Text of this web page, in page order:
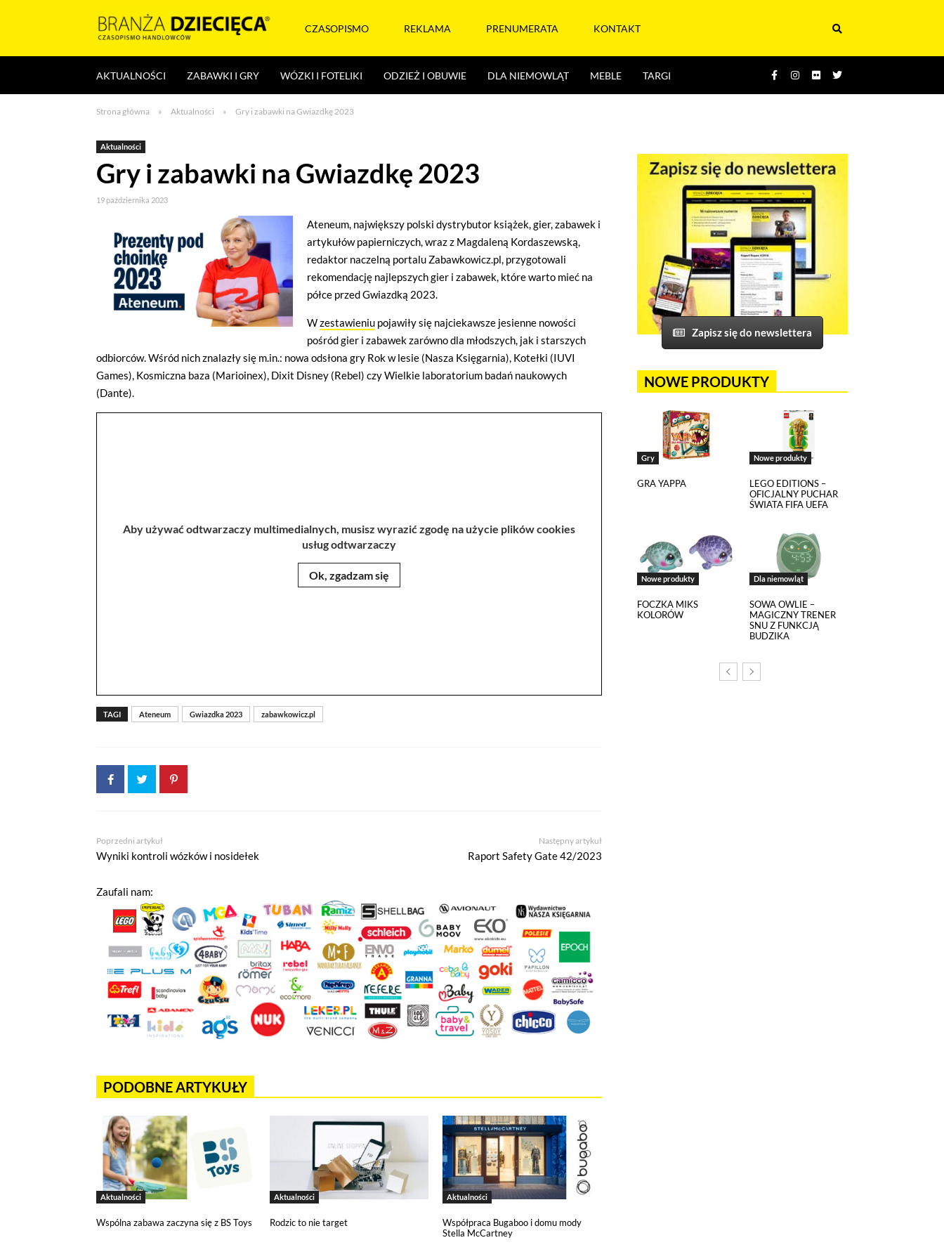
Branża
dziecięca
CZASOPISMO REKLAMA PRENUMERATA KONTAKT
AKTUALNOŚCI ZABAWKI I GRY WÓZKI I FOTELIKI ODZIEŻ I OBUWIE DLA NIEMOWLĄT MEBLE TARGI
Strona główna » Aktualności » Gry i zabawki na Gwiazdkę 2023
Aktualności
Gry i zabawki na Gwiazdkę 2023
19 października 2023
Ateneum, największy polski dystrybutor książek, gier, zabawek i
artykułów papierniczych, wraz z Magdaleną Kordaszewską,
redaktor naczelną portalu Zabawkowicz.pl, przygotowali
rekomendację najlepszych gier i zabawek, które warto mieć na
półce przed Gwiazdką 2023.
Wzestawieniu pojawiły się najciekawsze jesienne nowości
pośród gier i zabawek zarówno dla młodszych, jak i starszych
odbiorców. Wśród nich znalazły się m.in.: nowa odsłona gry Rok w lesie (Nasza Księgarnia), Kotełki (IUVI
Games), Kosmiczna baza (Marioinex), Dixit Disney (Rebel) czy Wielkie laboratorium badań naukowych
(Dante).
Aby używać odtwarzaczy multimedialnych, musisz wyrazić zgodę na użycie plików cookies
usług odtwarzaczy
Ok, zgadzam się
TAGI Ateneum Gwiazdka 2023 zabawkowicz.pl
Poprzedni artykuł
Wyniki kontroli wózków i nosidełek
Następny artykuł
Raport Safety Gate 42/2023
Zaufali nam:
PODOBNE ARTYKUŁY
Aktualności
Wspólna zabawa zaczyna się z BS Toys
Aktualności
Rodzic to nie target
Aktualności
Współpraca Bugaboo i domu mody
Stella McCartney
Zapisz się do newslettera
NOWE PRODUKTY
Gry
GRA YAPPA
Nowe produkty
LEGO EDITIONS –
OFICJALNY PUCHAR
ŚWIATA FIFA UEFA
Nowe produkty
FOCZKA MIKS
KOLORÓW
Dla niemowląt
SOWA OWLIE –
MAGICZNY TRENER
SNU Z FUNKCJĄ
BUDZIKA
Jeżeli tutaj zaglądasz, to znak, że cenisz swoją prywatność. Wychodząc naprzeciw Twoim oczekiwaniom, na tej stronie został
wdrożony mechanizm, który pozwala Ci kontrolować wykorzystywanie plików cookies oraz innych technologii śledzących.
a pliki cookies podmiotów trzecich w celu korzystania z narzędzi zewnętrznych na zasadach opisanych szczegółowo
w polityce prywatności
Jeżeli chcesz zaakceptować wszystkie stosowane przez tutaj pliki cookies, kliknij w poniższy przycisk.
Akceptuję wszystkie pliki cookies
Niezbędne pliki cookies
funkcjonują m.in. formularze na stronie oraz mechanizm logowania do konta użytkownika i utrzymywania sesji po zalogowaniu. Ponadto,
w plikach cookies własnych zapisywana jest informacja o dokonanych przez Ciebie ustawieniach plików cookies.
Narzędzia Google
Korzystamy z Google Analytics, czyli narzędzia pozwalającego na gromadzenie, przeglądanie i analizę statystyk związanych z aktywnością
użytkowników na naszej stronie. Kod śledzący Google Analytics gromadzi informacje na temat Twojej aktywności na naszej stronie, które mogą
być przez Google wykorzystywane przy budowaniu Twojego profilu użytkownika. Ponadto, informacje z Google Analytics mogą być
wykorzystywane w ustawieniach kampanii reklamowych prowadzonych z wykorzystaniem Google Ads. Jeżeli sobie tego nie życzysz, możesz
wyłączyć narzędzia Google.